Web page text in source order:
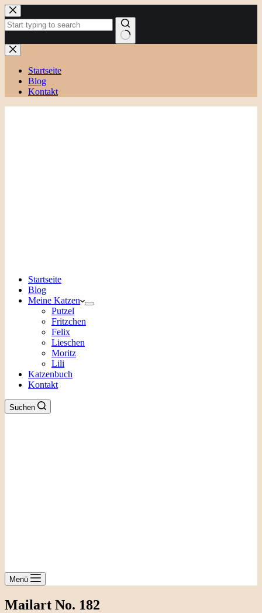
Zum
Inhalt
springen
Keine
Ergebnisse
Startseite
Blog
Kontakt
Startseite
Blog
Meine Katzen
Putzel
Fritzchen
Felix
Lieschen
Moritz
Lili
Katzenbuch
Kontakt
Suchen
Menü
Mailart No. 182